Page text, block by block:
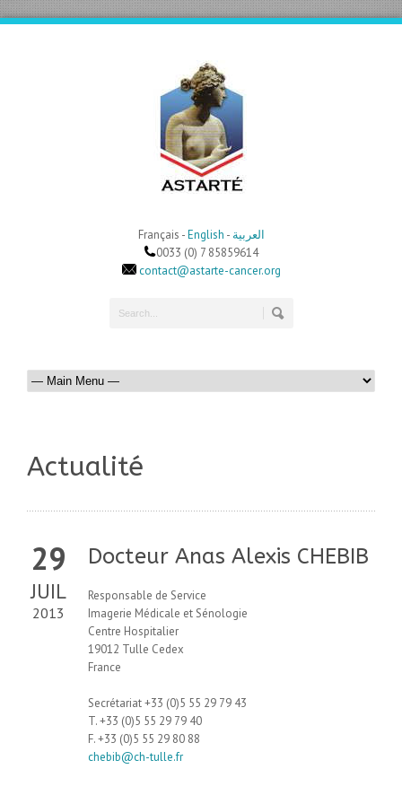
Français -English - العربية
0033 (0) 7 85859614
contact@astarte-cancer.org
Actualité
29
JUIL
2013
Docteur Anas Alexis CHEBIB
Responsable de Service
Imagerie Médicale et Sénologie
Centre Hospitalier
19012 Tulle Cedex
France
Secrétariat +33 (0)5 55 29 79 43
T. +33 (0)5 55 29 79 40
F. +33 (0)5 55 29 80 88
chebib@ch-tulle.fr